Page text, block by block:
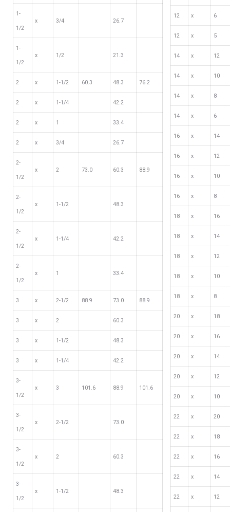
1-
1/2
х 3/4 26.7
1-
1/2
х 1/2 21.3
2 х 1-1/2 60.3 48.3 76.2
2 х 1-1/4 42.2
2 х 1 33.4
2 х 3/4 26.7
2-
1/2
х 2 73.0 60.3 88.9
2-
1/2
х 1-1/2 48.3
2-
1/2
х 1-1/4 42.2
2-
1/2
х 1 33.4
3 х 2-1/2 88.9 73.0 88.9
3 х 2 60.3
3 х 1-1/2 48.3
3 х 1-1/4 42.2
3-
1/2
х 3 101.6 88.9 101.6
3-
1/2
х 2-1/2 73.0
3-
1/2
х 2 60.3
3-
1/2
х 1-1/2 48.3
12 х 6
12 х 5
14 х 12
14 х 10
14 х 8
14 х 6
16 х 14
16 х 12
16 х 10
16 х 8
18 х 16
18 х 14
18 х 12
18 х 10
18 х 8
20 х 18
20 х 16
20 х 14
20 х 12
20 х 10
22 х 20
22 х 18
22 х 16
22 х 14
22 х 12